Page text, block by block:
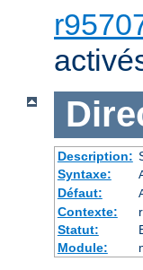
Description:
Syntaxe:
Défaut:
Contexte:
Statut:
Module: